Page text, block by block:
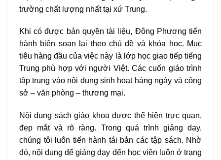
trường chất lượng nhất tại xứ Trung.
Khi có được bản quyền tài liệu, Đông Phương tiến
hành biên soạn lại theo chủ đề và khóa học. Mục
tiêu hàng đầu của việc này là lớp học giao tiếp tiếng
Trung phù hợp với người Việt. Các cuốn giáo trình
tập trung vào nội dung sinh hoạt hàng ngày và công
sở – văn phòng – thương mại.
Nội dung sách giáo khoa được thể hiện trực quan,
đẹp mắt và rõ ràng. Trong quá trình giảng dạy,
chúng tôi luôn tiến hành tái bản các tập sách. Nhờ
đó, nội dung để giảng dạy đến học viên luôn ở trạng